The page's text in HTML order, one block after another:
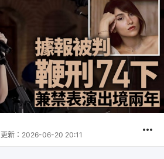
更新： 2026-06-20 20:11